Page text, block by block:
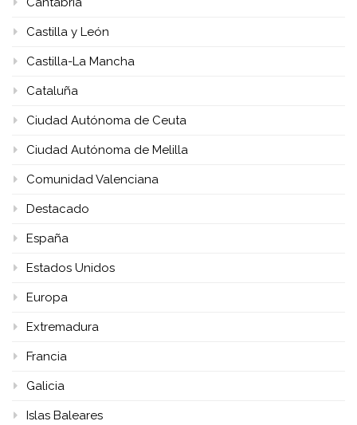
Castilla y León
Castilla-La Mancha
Cataluña
Ciudad Autónoma de Ceuta
Ciudad Autónoma de Melilla
Comunidad Valenciana
Destacado
España
Estados Unidos
Europa
Extremadura
Francia
Galicia
Islas Baleares